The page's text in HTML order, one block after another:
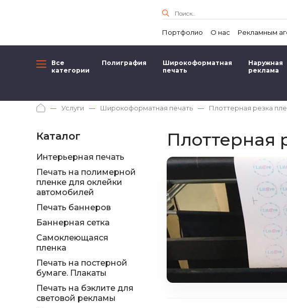
Портфолио О нас Рекламным
Полиграфия
Широкоформатная
печать
Наружная
реклама
Все
категории
Услуги Широкоформатная печать Плоттерная резка
Каталог
Интерьерная печать
Печать на полимерной
пленке для оклейки
автомобилей
Печать баннеров
Баннерная сетка
Самоклеющаяся
пленка
Печать на постерной
бумаге. Плакаты
Печать на бэклите для
световой рекламы
Плоттерная